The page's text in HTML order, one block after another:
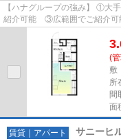
【ハナグループの強み】 ①
紹介可能 ③広範囲でご紹介
(
敷
所
間
面
賃貸｜アパート サニーヒ